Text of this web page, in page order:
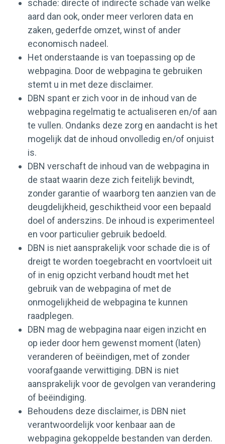
schade: directe of indirecte schade van welke
aard dan ook, onder meer verloren data en
zaken, gederfde omzet, winst of ander
economisch nadeel.
Het onderstaande is van toepassing op de
webpagina. Door de webpagina te gebruiken
stemt u in met deze disclaimer.
DBN spant er zich voor in de inhoud van de
webpagina regelmatig te actualiseren en/of aan
te vullen. Ondanks deze zorg en aandacht is het
mogelijk dat de inhoud onvolledig en/of onjuist
is.
DBN verschaft de inhoud van de webpagina in
de staat waarin deze zich feitelijk bevindt,
zonder garantie of waarborg ten aanzien van de
deugdelijkheid, geschiktheid voor een bepaald
doel of anderszins. De inhoud is experimenteel
en voor particulier gebruik bedoeld.
DBN is niet aansprakelijk voor schade die is of
dreigt te worden toegebracht en voortvloeit uit
of in enig opzicht verband houdt met het
gebruik van de webpagina of met de
onmogelijkheid de webpagina te kunnen
raadplegen.
DBN mag de webpagina naar eigen inzicht en
op ieder door hem gewenst moment (laten)
veranderen of beëindigen, met of zonder
voorafgaande verwittiging. DBN is niet
aansprakelijk voor de gevolgen van verandering
of beëindiging.
Behoudens deze disclaimer, is DBN niet
verantwoordelijk voor kenbaar aan de
webpagina gekoppelde bestanden van derden.